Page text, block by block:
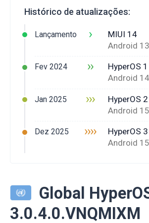
Histórico de atualizações:
Lançamento ›
MIUI 14
Android 13
Fev 2024 ››
HyperOS 1
Android 14
Jan 2025 ›››
HyperOS 2
Android 15
Dez 2025 ››››
HyperOS 3
Android 15
Global
3.0.4.0.VNQMIXM